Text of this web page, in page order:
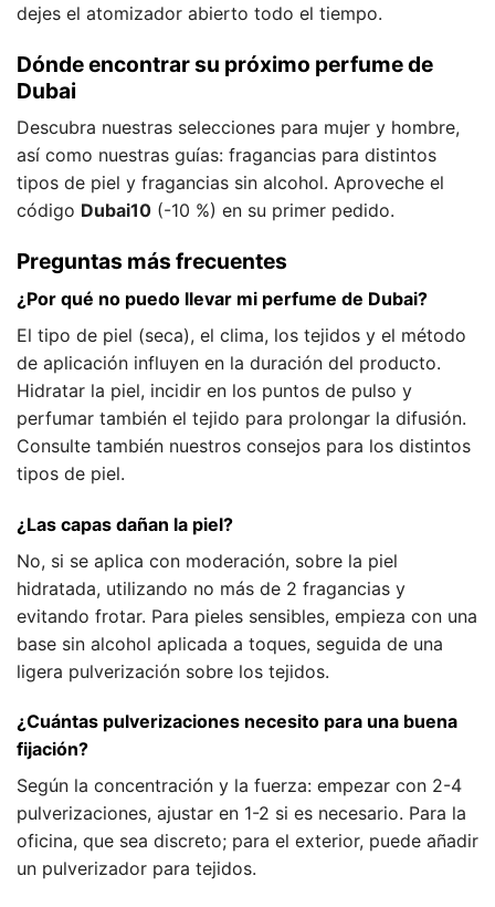
dejes el atomizador abierto todo el tiempo.
Dónde encontrar su próximo perfume de
Dubai
Descubra nuestras selecciones para mujer y hombre,
así como nuestras guías: fragancias para distintos
tipos de piel y fragancias sin alcohol. Aproveche el
código Dubai10 (-10 %) en su primer pedido.
Preguntas más frecuentes
¿Por qué no puedo llevar mi perfume de Dubai?
El tipo de piel (seca), el clima, los tejidos y el método
de aplicación influyen en la duración del producto.
Hidratar la piel, incidir en los puntos de pulso y
perfumar también el tejido para prolongar la difusión.
Consulte también nuestros consejos para los distintos
tipos de piel.
¿Las capas dañan la piel?
No, si se aplica con moderación, sobre la piel
hidratada, utilizando no más de 2 fragancias y
evitando frotar. Para pieles sensibles, empieza con una
base sin alcohol aplicada a toques, seguida de una
ligera pulverización sobre los tejidos.
¿Cuántas pulverizaciones necesito para una buena
fijación?
Según la concentración y la fuerza: empezar con 2-4
pulverizaciones, ajustar en 1-2 si es necesario. Para la
oficina, que sea discreto; para el exterior, puede añadir
un pulverizador para tejidos.